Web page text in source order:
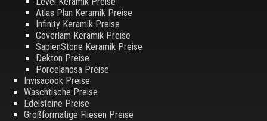
Atlas Plan Keramik Preise
Infinity Keramik Preise
Coverlam Keramik Preise
SapienStone Keramik Preise
Dekton Preise
Porcelanosa Preise
Invisacook Preise
Waschtische Preise
Edelsteine Preise
Großformatige Fliesen Preise